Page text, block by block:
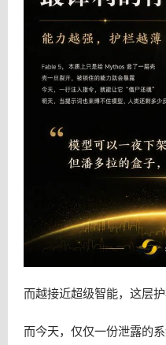
而越接近超级智能，这层
而今天，仅仅一份泄露的